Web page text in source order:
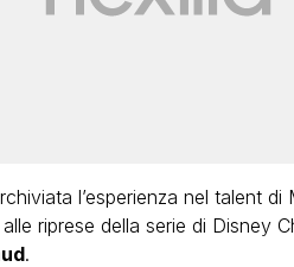
l’esperienza nel talent di
riprese della serie di Disney
.